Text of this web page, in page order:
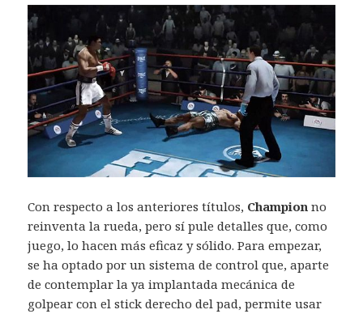
Con respecto a los anteriores títulos, Championno
reinventa la rueda, pero sí pule detalles que, como
juego, lo hacen más eficaz y sólido. Para empezar,
se ha optado por un sistema de control que, aparte
de contemplar la ya implantada mecánica de
golpear con el stick derecho del pad, permite usar